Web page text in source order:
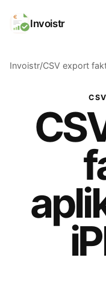
Invoistr
Invoistr CSV export